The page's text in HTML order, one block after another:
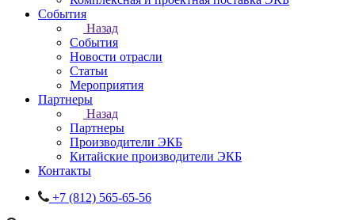
События
Назад
События
Новости отрасли
Статьи
Мероприятия
Партнеры
Назад
Партнеры
Производители ЭКБ
Китайские производители ЭКБ
Контакты
+7 (812) 565-65-56